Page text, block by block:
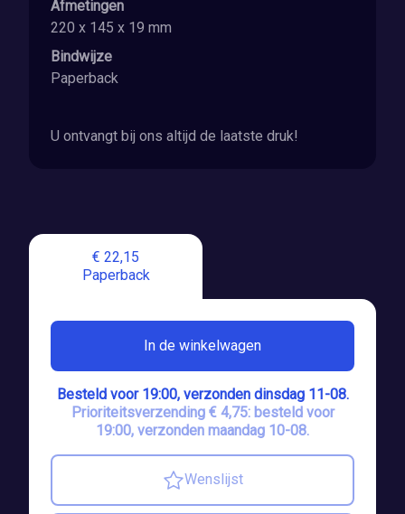
€ 22,15
Paperback
In de winkelwagen
Besteld voor 19:00, verzonden dinsdag 11-08.
Prioriteitsverzending € 4,75: besteld voor
19:00, verzonden maandag 10-08.
Wenslijst
Afmetingen
220 x 145 x 19 mm
Bindwijze
Paperback
U ontvangt bij ons altijd de laatste druk!